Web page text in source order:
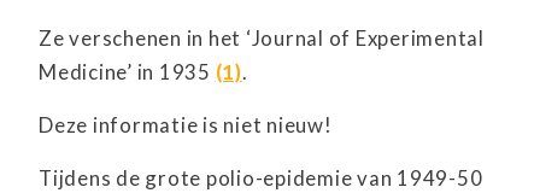
Ze verschenen in het ‘Journal of Experimental
Medicine’ in 1935 (1).
Deze informatie is niet nieuw!
Tijdens de grote polio-epidemie van 1949-50